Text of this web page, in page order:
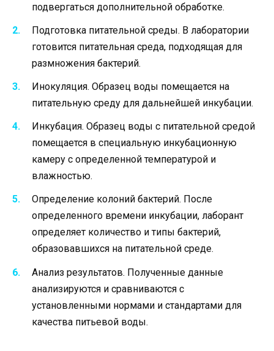
подвергаться дополнительной обработке.
Подготовка питательной среды. В лаборатории
готовится питательная среда, подходящая для
размножения бактерий.
Инокуляция. Образец воды помещается на
питательную среду для дальнейшей инкубации.
Инкубация. Образец воды с питательной средой
помещается в специальную инкубационную
камеру с определенной температурой и
влажностью.
Определение колоний бактерий. После
определенного времени инкубации, лаборант
определяет количество и типы бактерий,
образовавшихся на питательной среде.
Анализ результатов. Полученные данные
анализируются и сравниваются с
установленными нормами и стандартами для
качества питьевой воды.